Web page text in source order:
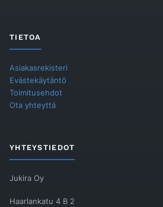
TIETOA
Asiakasrekisteri
Evästekäytäntö
Toimitusehdot
Ota yhteyttä
YHTEYSTIEDOT
Jukira Oy
Haarlankatu 4 B 2